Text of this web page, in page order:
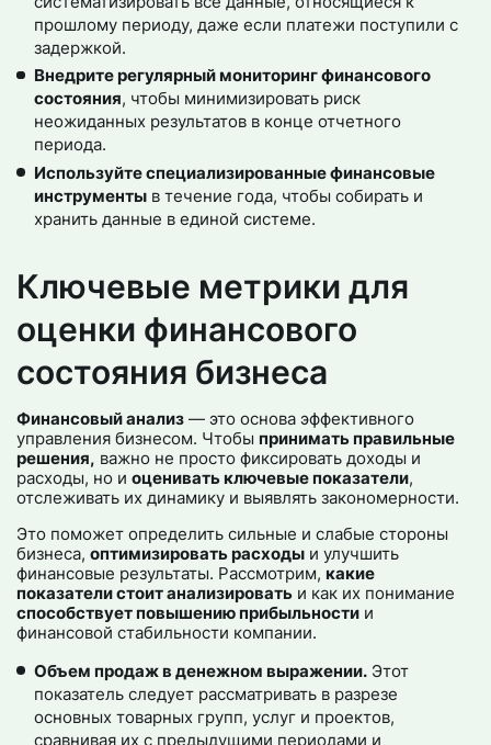
прошлому периоду, даже если платежи поступили с
задержкой.
Внедрите регулярный мониторинг финансового
состояния, чтобы минимизировать риск
неожиданных результатов в конце отчетного
периода.
Используйте специализированные финансовые
инструментыв течение года, чтобы собирать и
хранить данные в единой системе.
Ключевые метрики для
оценки финансового
состояния бизнеса
Финансовый анализ — это основа эффективного
управления бизнесом. Чтобы принимать правильные
решения, важно не просто фиксировать доходы и
расходы, но иоценивать ключевые показатели,
отслеживать их динамику и выявлять закономерности.
Это поможет определить сильные и слабые стороны
бизнеса,оптимизировать расходы и улучшить
финансовые результаты. Рассмотрим, какие
показатели стоит анализировать и как их понимание
способствует повышению прибыльности и
финансовой стабильности компании.
Объем продаж в денежном выражении.Этот
показатель следует рассматривать в разрезе
основных товарных групп, услуг и проектов,
сравнивая их с предыдущими периодами и